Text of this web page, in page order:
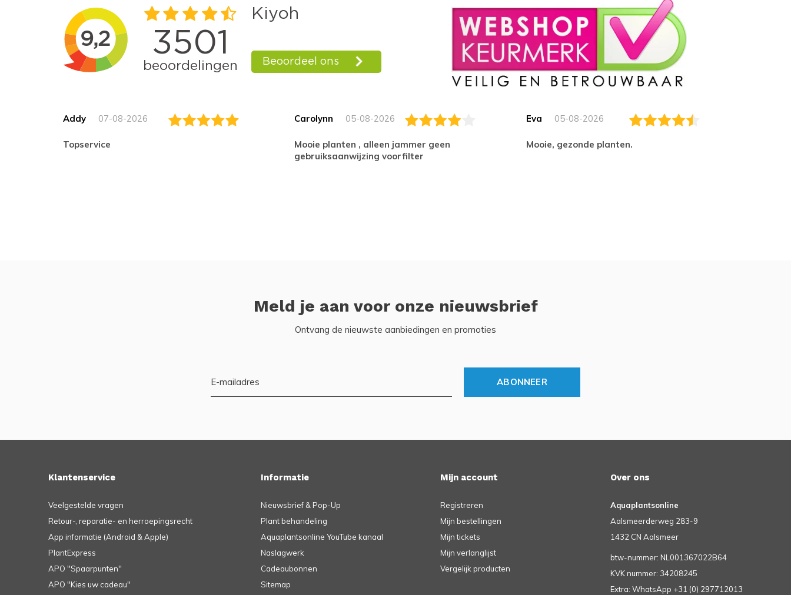
Addy 07-08-2026
topservice
Carolynn 05-08-2026
Mooie planten , alleen jammer geen
gebruiksaanwijzing voorfilter
Eva 05-08-2026
Mooie, gezonde planten.
Meld je aan voor onze nieuwsbrief
Ontvang de nieuwste aanbiedingen en promoties
ABONNEER
Klantenservice
Veelgestelde vragen
Retour-, reparatie- en herroepingsrecht
App informatie (Android & Apple)
PlantExpress
APO ''Spaarpunten''
APO ''Kies uw cadeau''
Informatie
Nieuwsbrief & Pop-Up
Plant behandeling
Aquaplantsonline YouTube kanaal
Naslagwerk
Cadeaubonnen
Sitemap
Mijn account
Registreren
Mijn bestellingen
Mijn tickets
Mijn verlanglijst
Vergelijk producten
Over ons
Aquaplantsonline
Aalsmeerderweg 283-9
1432 CN Aalsmeer
btw-nummer: NL001367022B64
KVK nummer: 34208245
Extra: WhatsApp +31 (0) 297712013